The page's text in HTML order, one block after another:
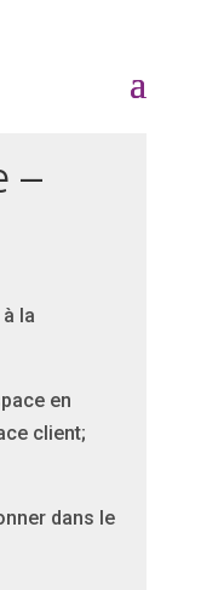
–
la
en
client;
dans le